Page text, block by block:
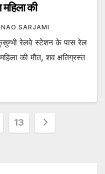
की
SARJAMI
रेलवे स्टेशन के पास रेल
की मौत, शव क्षतिग्रस्त
13